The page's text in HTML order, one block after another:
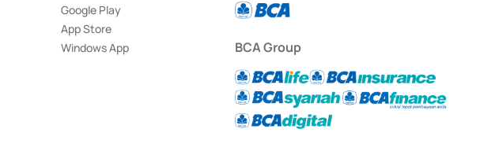
Google Play
App Store
Windows App
BCA Group